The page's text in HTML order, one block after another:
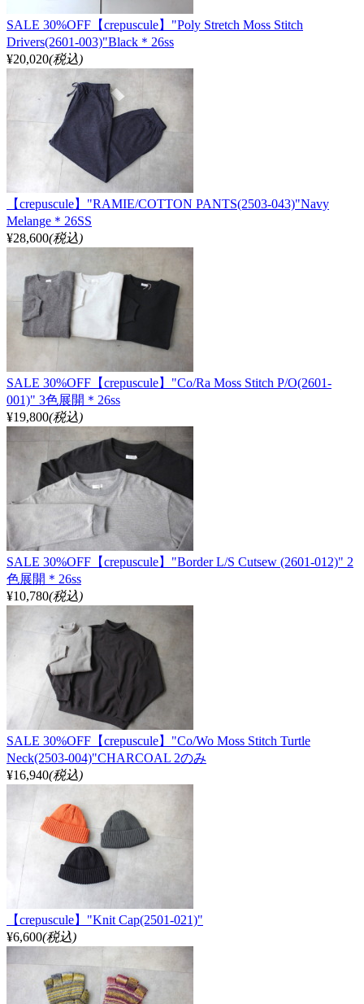
SALE 30%OFF【crepuscule】"Poly Stretch Moss Stitch
Drivers(2601-003)"Black＊26ss
¥20,020(税込)
【crepuscule】"RAMIE/COTTON PANTS(2503-043)"Navy
Melange＊26SS
¥28,600(税込)
SALE 30%OFF【crepuscule】"Co/Ra Moss Stitch P/O(2601-
001)" 3色展開＊26ss
¥19,800(税込)
SALE 30%OFF【crepuscule】"Border L/S Cutsew (2601-012)" 2
色展開＊26ss
¥10,780(税込)
SALE 30%OFF【crepuscule】"Co/Wo Moss Stitch Turtle
Neck(2503-004)"CHARCOAL 2のみ
¥16,940(税込)
【crepuscule】"Knit Cap(2501-021)"
¥6,600(税込)